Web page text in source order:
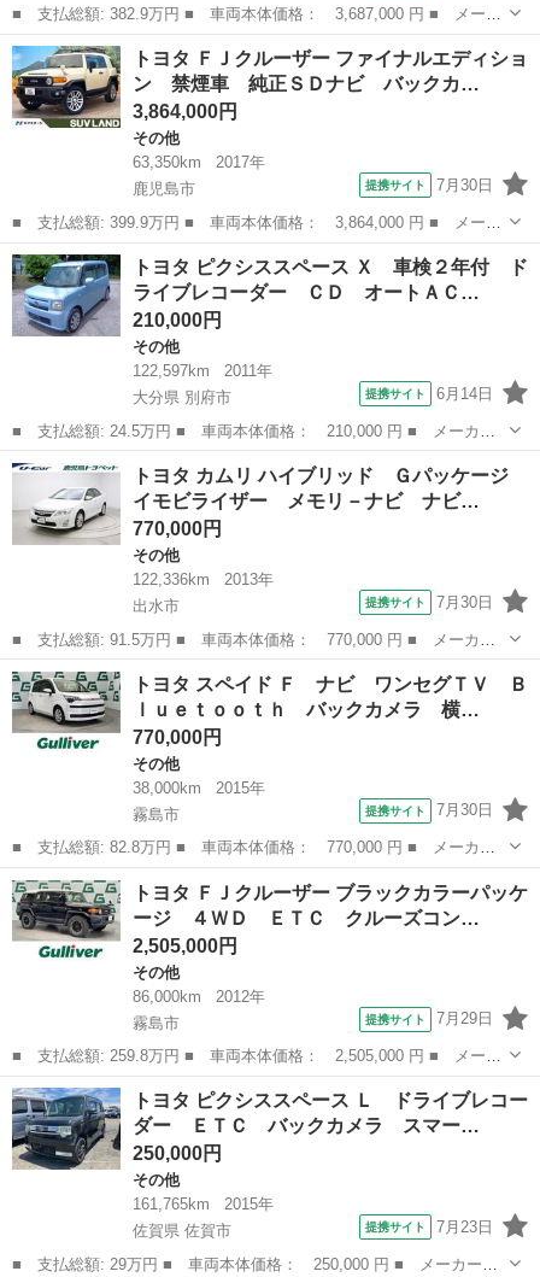
■ 支払総額: 382.9万円 ■ 車両本体価格： 3,687,000 円 ■ メーカ
ー名： トヨタ ■ 車種名： ＦＪクルーザー ■ グレード名： カ
ラーパッケージ 純正ＳＤナビ 後席モニター バックカメラ 禁煙
車 ドラ...
鹿児島 鹿児島市 その他
トヨタ ＦＪクルーザー ファイナルエディショ
ン 禁煙車 純正ＳＤナビ バックカ…
3,864,000円
その他
63,350km
2017年
鹿児島市
提携サイト 7月30日
■ 支払総額: 399.9万円 ■ 車両本体価格： 3,864,000 円 ■ メーカ
ー名： トヨタ ■ 車種名： ＦＪクルーザー ■ グレード名： フ
ァイナルエディション 禁煙車 純正ＳＤナビ バックカメラ スマ
ートキー...
鹿児島 鹿児島市 その他
トヨタ ピクシススペース Ｘ 車検２年付 ド
ライブレコーダー ＣＤ オートＡＣ…
210,000円
その他
122,597km
2011年
大分県 別府市
提携サイト 6月14日
■ 支払総額: 24.5万円 ■ 車両本体価格： 210,000 円 ■ メーカー
名： トヨタ ■ 車種名： ピクシススペース ■ グレード名：
Ｘ 車検２年付 ドライブレコーダー ＣＤ オートＡＣ シートカ
バー スマート...
大分 別府市 その他
トヨタ カムリ ハイブリッド Ｇパッケージ
イモビライザー メモリ－ナビ ナビ…
770,000円
その他
122,336km
2013年
出水市
提携サイト 7月30日
■ 支払総額: 91.5万円 ■ 車両本体価格： 770,000 円 ■ メーカー
名： トヨタ ■ 車種名： カムリ ■ グレード名： ハイブリッ
ド Ｇパッケージ イモビライザー メモリ－ナビ ナビＴＶ ＡＵ
Ｘ ＤＶＤ視聴...
鹿児島 出水市 その他
トヨタ スペイド Ｆ ナビ ワンセグＴＶ Ｂ
ｌｕｅｔｏｏｔｈ バックカメラ 横…
770,000円
その他
38,000km
2015年
霧島市
提携サイト 7月30日
■ 支払総額: 82.8万円 ■ 車両本体価格： 770,000 円 ■ メーカー
名： トヨタ ■ 車種名： スペイド ■ グレード名： Ｆ ナビ
ワンセグＴＶ Ｂｌｕｅｔｏｏｔｈ バックカメラ 横滑り防止 片
側スライドド...
鹿児島 霧島市 その他
トヨタ ＦＪクルーザー ブラックカラーパッケ
ージ ４ＷＤ ＥＴＣ クルーズコン…
2,505,000円
その他
86,000km
2012年
霧島市
提携サイト 7月29日
■ 支払総額: 259.8万円 ■ 車両本体価格： 2,505,000 円 ■ メーカ
ー名： トヨタ ■ 車種名： ＦＪクルーザー ■ グレード名： ブ
ラックカラーパッケージ ４ＷＤ ＥＴＣ クルーズコントロール
バックカ...
鹿児島 霧島市 その他
トヨタ ピクシススペース Ｌ ドライブレコー
ダー ＥＴＣ バックカメラ スマー…
250,000円
その他
161,765km
2015年
佐賀県 佐賀市
提携サイト 7月23日
■ 支払総額: 29万円 ■ 車両本体価格： 250,000 円 ■ メーカー